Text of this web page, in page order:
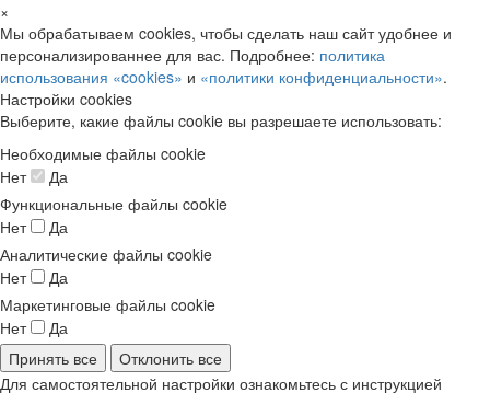
×
Мы обрабатываем cookies, чтобы сделать наш сайт удобнее и
персонализированнее для вас. Подробнее: политика
использования «cookies» и «политики конфиденциальности».
Настройки cookies
Выберите, какие файлы cookie вы разрешаете использовать:
Необходимые файлы cookie
Нет
Да
Функциональные файлы cookie
Нет
Да
Аналитические файлы cookie
Нет
Да
Маркетинговые файлы cookie
Нет
Да
Принять все
Отклонить все
Для самостоятельной настройки ознакомьтесь с инструкцией